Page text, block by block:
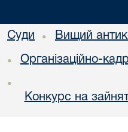
Суди • Вищий
• Організаційно-
•
Конкурс на